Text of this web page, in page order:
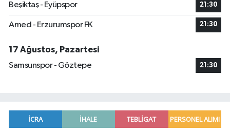
Beşiktaş - Eyüpspor 21:30
Amed - Erzurumspor FK 21:30
17 Ağustos, Pazartesi
Samsunspor - Göztepe
21:30